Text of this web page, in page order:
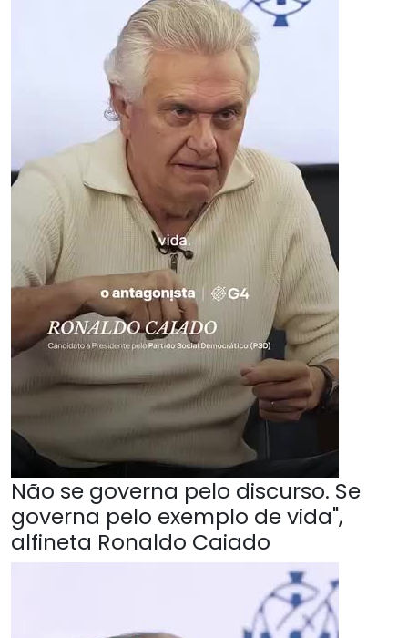
Não se governa pelo discurso. Se
governa pelo exemplo de vida",
alfineta Ronaldo Caiado